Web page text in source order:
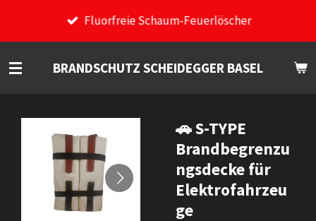
Fluorfreie Schaum-Feuerlöscher
BRANDSCHUTZ SCHEIDEGGER BASEL
🚗 S-TYPE
Brandbegrenzu
ngsdecke für
Elektrofahrzeu
ge